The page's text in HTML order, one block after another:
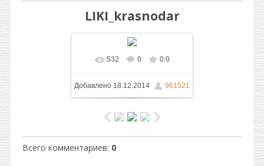
LIKI_krasnodar
В реальном размере
1600x1053/ 335.7Kb
532 0 0.0
Добавлено 18.12.2014 961521
Всего комментариев: 0